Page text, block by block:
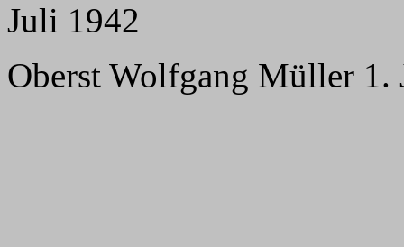
Juli 1942
Oberst Wolfgang Müller